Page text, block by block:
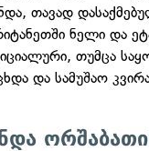
თავად
ნელი და
თუმცა
და სამუშაო